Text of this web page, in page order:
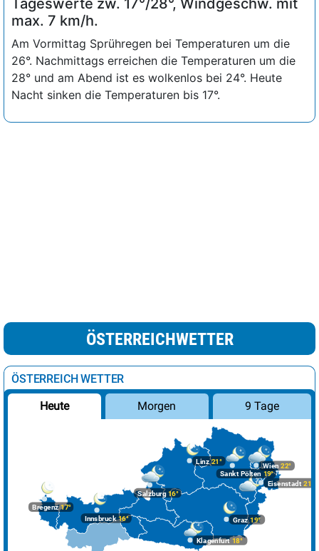
max. 7 km/h.
Am Vormittag Sprühregen bei Temperaturen um die
26°. Nachmittags erreichen die Temperaturen um die
28° und am Abend ist es wolkenlos bei 24°. Heute
Nacht sinken die Temperaturen bis 17°.
ÖSTERREICHWETTER
ÖSTERREICH WETTER
Heute Morgen 9 Tage
Bregenz17°
Graz19°
Innsbruck16°
Klagenfurt 18°
Linz21°
Salzburg16°
Wien 22°
Eisenstadt 21°
Sankt Pölten 19°